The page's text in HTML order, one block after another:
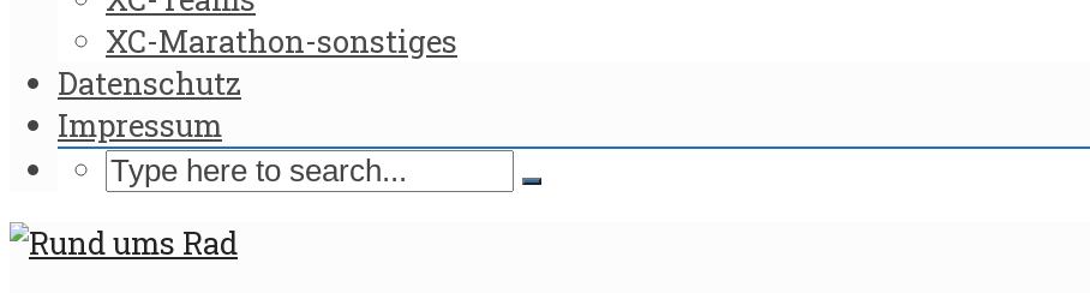
XC-Marathon-sonstiges
Datenschutz
Impressum